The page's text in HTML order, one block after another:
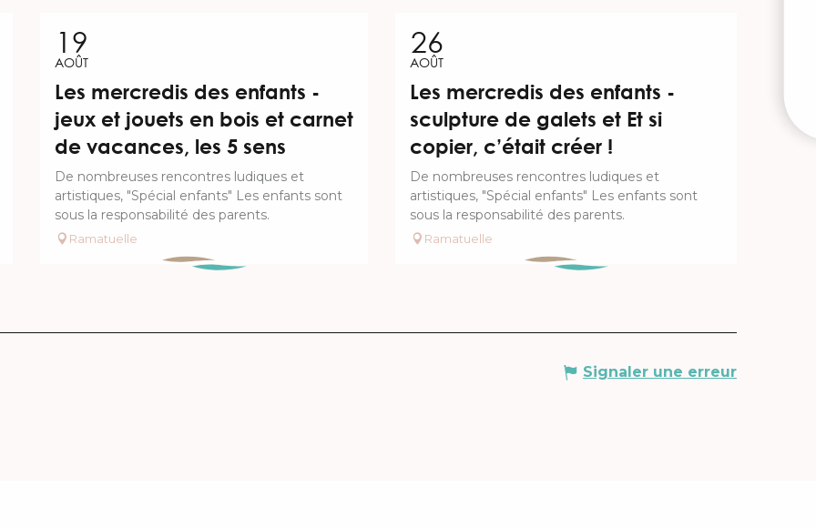
19
AOÛT
Les mercredis des enfants -
jeux et jouets en bois et carnet
de vacances, les 5 sens
De nombreuses rencontres ludiques et
artistiques, "Spécial enfants" Les enfants sont
sous la responsabilité des parents.
Ramatuelle
26
AOÛT
Les mercredis des enfants -
sculpture de galets et Et si
copier, c’était créer !
De nombreuses rencontres ludiques et
artistiques, "Spécial enfants" Les enfants sont
sous la responsabilité des parents.
Ramatuelle
Signaler une erreur